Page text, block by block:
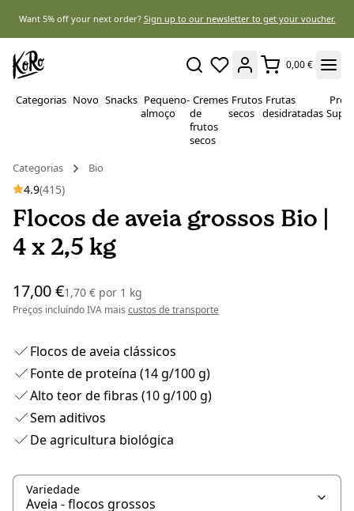
Want 5% off your next order? Sign up to our newsletter to get your voucher.
0,00 €
Categorias Novo Snacks Pequeno-
almoço
Cremes
de
frutos
secos
Frutos
secos
Frutas
desidratadas
Categorias Bio
4.9(415)
Flocos de aveia grossos Bio |
4 x 2,5 kg
17,00 €1,70 € por 1 kg
Preços incluíndo IVA mais custos de transporte
Flocos de aveia clássicos
Fonte de proteína (14 g/100 g)
Alto teor de fibras (10 g/100 g)
Sem aditivos
De agricultura biológica
Variedade